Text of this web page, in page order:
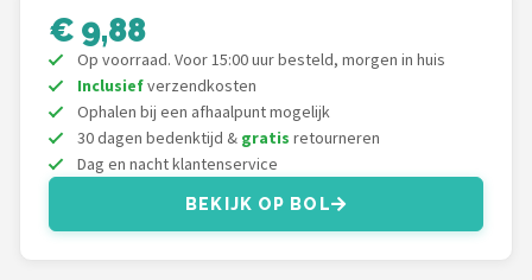
Fako Sunglasses®
Serengeti
Alle merken →
€ 9,88
Op voorraad. Voor 15:00 uur besteld, morgen in huis
Inclusiefverzendkosten
Ophalen bij een afhaalpunt mogelijk
30 dagen bedenktijd & gratis retourneren
Dag en nacht klantenservice
BEKIJK OP BOL